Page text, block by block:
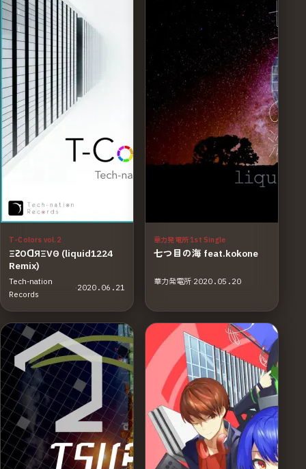
T-Colors vol.2
ΞƧΟᗡЯΞVΘ (liquid1224
Remix)
Tech-nation
Records
·2020.06.21
華力発電所 1st Single
七つ目の海 feat.kokone
華力発電所·2020.05.20